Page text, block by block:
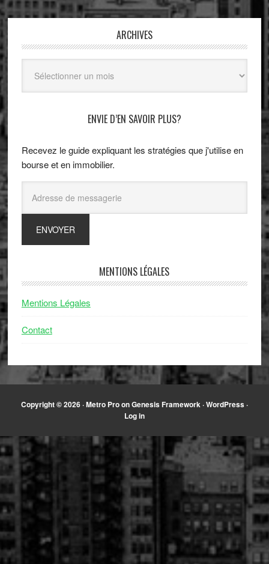
ARCHIVES
ENVIE D’EN SAVOIR PLUS?
Recevez le guide expliquant les stratégies que j'utilise en
bourse et en immobilier.
MENTIONS LÉGALES
Mentions Légales
Contact
Copyright © 2026 ·Metro ProonGenesis Framework ·WordPress ·
Log in